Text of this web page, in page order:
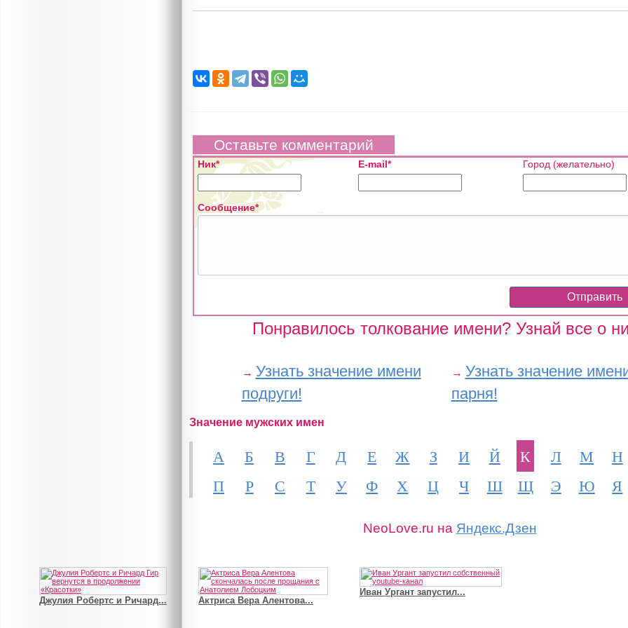
Оставьте комментарий
Ник* E-mail* Город (желательно)
Сообщение*
Понравилось толкование имени? Узнай все о
→ Узнать значение имени
подруги!
→ Узнать значение
парня!
Значение мужских имен
А Б В Г Д Е Ж З И Й К Л М Н
П
Р С Т У Ф Х Ц Ч Ш Щ Э Ю Я
NeoLove.ru на Яндекс.Дзен
Джулия Робертс и Ричард... Актриса Вера Алентова...
Иван Ургант запустил...